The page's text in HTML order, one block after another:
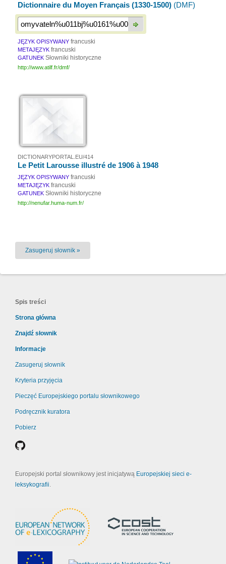
Dictionnaire du Moyen Français (1330-1500) (DMF)
JĘZYK OPISYWANY francuski
METAJĘZYK francuski
GATUNEK Słowniki historyczne
http://www.atilf.fr/dmf/
DICTIONARYPORTAL.EU/414
Le Petit Larousse illustré de 1906 à 1948
JĘZYK OPISYWANY francuski
METAJĘZYK francuski
GATUNEK Słowniki historyczne
http://nenufar.huma-num.fr/
Zasugeruj słownik »
Spis treści
Strona główna
Znajdź słownik
Informacje
Zasugeruj słownik
Kryteria przyjęcia
Pieczęć Europejskiego portalu słownikowego
Podręcznik kuratora
Pobierz
Europejski portal słownikowy jest inicjatywą Europejskiej sieci e-
leksykografii.